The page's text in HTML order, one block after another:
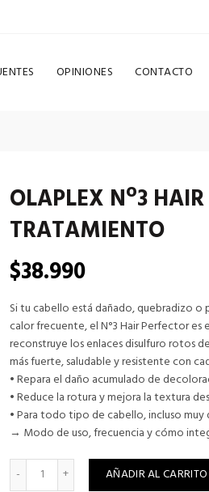
OPINIONES CONTACTO
OLAPLEX Nº3 HAIR
TRATAMIENTO
$38.990
Si tu cabello está dañado, quebradizo
calor frecuente, el N°3 Hair Perfector
reconstruye los enlaces disulfuro rotos
más fuerte, saludable y resistente con
• Repara el daño acumulado de
• Reduce la rotura y mejora la textura
• Para todo tipo de cabello, incluso muy
→ Modo de uso, frecuencia y cómo
OLAPLEX Nº3 HAIR PERFECTOR -
AÑADIR AL CARRITO